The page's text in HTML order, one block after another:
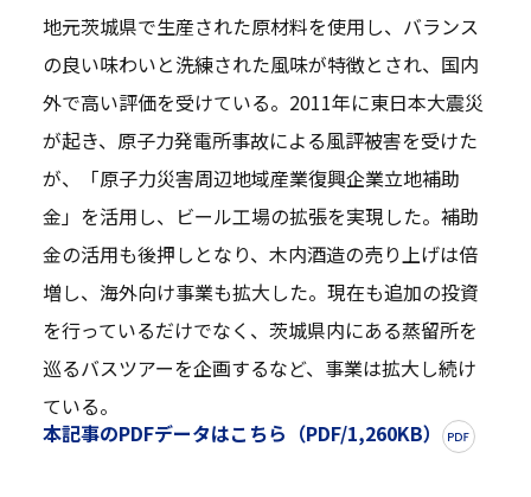
地元茨城県で生産された原材料を使用し、バランス
の良い味わいと洗練された風味が特徴とされ、国内
外で高い評価を受けている。2011年に東日本大震災
が起き、原子力発電所事故による風評被害を受けた
が、「原子力災害周辺地域産業復興企業立地補助
金」を活用し、ビール工場の拡張を実現した。補助
金の活用も後押しとなり、木内酒造の売り上げは倍
増し、海外向け事業も拡大した。現在も追加の投資
を行っているだけでなく、茨城県内にある蒸留所を
巡るバスツアーを企画するなど、事業は拡大し続け
ている。
本記事のPDFデータはこちら（PDF/1,260KB）